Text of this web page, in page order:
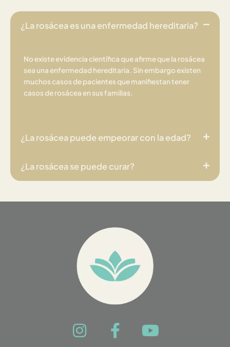
¿La rosácea es una enfermedad hereditaria?
No existe evidencia científica que afirme que la rosácea
sea una enfermedad hereditaria. Sin embargo existen
muchos casos de pacientes que manifiestan tener
casos de rosácea en sus familias.
¿La rosácea puede empeorar con la edad?
¿La rosácea se puede curar?
I
n
F
a
Y
o